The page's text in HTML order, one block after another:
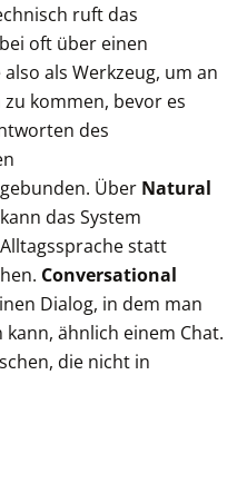
ruft das
oft über einen
als Werkzeug, um an
kommen, bevor es
des
Über Natural
kann das System
statt
Conversational
Dialog, in dem man
ähnlich einem Chat.
die nicht in